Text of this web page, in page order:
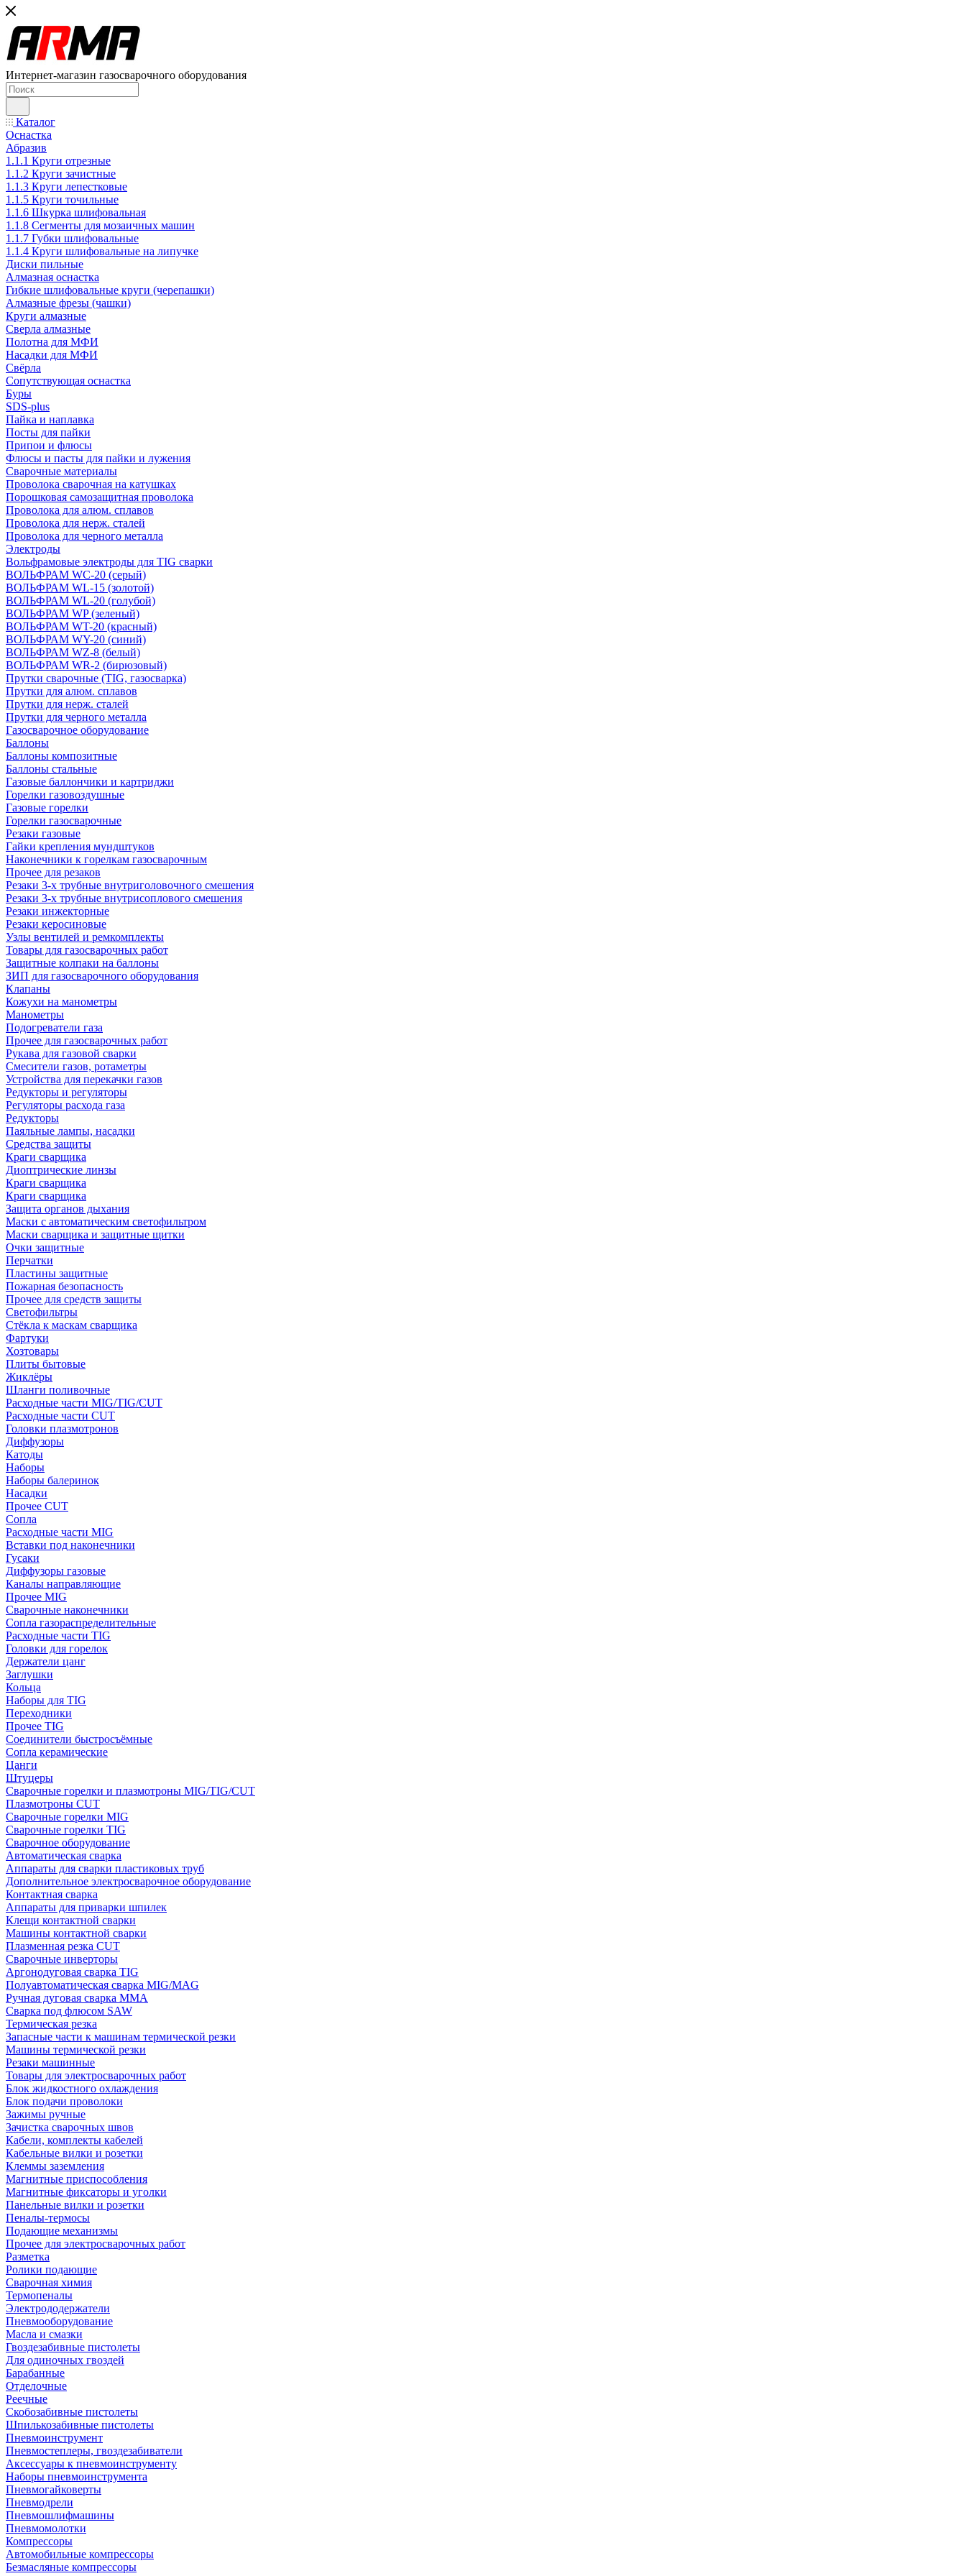
Интернет-магазин газосварочного оборудования
Каталог
Оснастка
Абразив
1.1.1 Круги отрезные
1.1.2 Круги зачистные
1.1.3 Круги лепестковые
1.1.5 Круги точильные
1.1.6 Шкурка шлифовальная
1.1.8 Сегменты для мозаичных машин
1.1.7 Губки шлифовальные
1.1.4 Круги шлифовальные на липучке
Диски пильные
Алмазная оснастка
Гибкие шлифовальные круги (черепашки)
Алмазные фрезы (чашки)
Круги алмазные
Сверла алмазные
Полотна для МФИ
Насадки для МФИ
Свёрла
Сопутствующая оснастка
Буры
SDS-plus
Пайка и наплавка
Посты для пайки
Припои и флюсы
Флюсы и пасты для пайки и лужения
Сварочные материалы
Проволока сварочная на катушках
Порошковая самозащитная проволока
Проволока для алюм. сплавов
Проволока для нерж. сталей
Проволока для черного металла
Электроды
Вольфрамовые электроды для TIG сварки
ВОЛЬФРАМ WC-20 (серый)
ВОЛЬФРАМ WL-15 (золотой)
ВОЛЬФРАМ WL-20 (голубой)
ВОЛЬФРАМ WP (зеленый)
ВОЛЬФРАМ WT-20 (красный)
ВОЛЬФРАМ WY-20 (синий)
ВОЛЬФРАМ WZ-8 (белый)
ВОЛЬФРАМ WR-2 (бирюзовый)
Прутки сварочные (TIG, газосварка)
Прутки для алюм. сплавов
Прутки для нерж. сталей
Прутки для черного металла
Газосварочное оборудование
Баллоны
Баллоны композитные
Баллоны стальные
Газовые баллончики и картриджи
Горелки газовоздушные
Газовые горелки
Горелки газосварочные
Резаки газовые
Гайки крепления мундштуков
Наконечники к горелкам газосварочным
Прочее для резаков
Резаки 3-х трубные внутриголовочного смешения
Резаки 3-х трубные внутрисоплового смешения
Резаки инжекторные
Резаки керосиновые
Узлы вентилей и ремкомплекты
Товары для газосварочных работ
Защитные колпаки на баллоны
ЗИП для газосварочного оборудования
Клапаны
Кожухи на манометры
Манометры
Подогреватели газа
Прочее для газосварочных работ
Рукава для газовой сварки
Смесители газов, ротаметры
Устройства для перекачки газов
Редукторы и регуляторы
Регуляторы расхода газа
Редукторы
Паяльные лампы, насадки
Средства защиты
Краги сварщика
Диоптрические линзы
Краги сварщика
Краги сварщика
Защита органов дыхания
Маски с автоматическим светофильтром
Маски сварщика и защитные щитки
Очки защитные
Перчатки
Пластины защитные
Пожарная безопасность
Прочее для средств защиты
Светофильтры
Стёкла к маскам сварщика
Фартуки
Хозтовары
Плиты бытовые
Жиклёры
Шланги поливочные
Расходные части MIG/TIG/CUT
Расходные части CUT
Головки плазмотронов
Диффузоры
Катоды
Наборы
Наборы балеринок
Насадки
Прочее CUT
Сопла
Расходные части MIG
Вставки под наконечники
Гусаки
Диффузоры газовые
Каналы направляющие
Прочее MIG
Сварочные наконечники
Сопла газораспределительные
Расходные части TIG
Головки для горелок
Держатели цанг
Заглушки
Кольца
Наборы для TIG
Переходники
Прочее TIG
Соединители быстросъёмные
Сопла керамические
Цанги
Штуцеры
Сварочные горелки и плазмотроны MIG/TIG/CUT
Плазмотроны CUT
Сварочные горелки MIG
Сварочные горелки TIG
Сварочное оборудование
Автоматическая сварка
Аппараты для сварки пластиковых труб
Дополнительное электросварочное оборудование
Контактная сварка
Аппараты для приварки шпилек
Клещи контактной сварки
Машины контактной сварки
Плазменная резка CUT
Сварочные инверторы
Аргонодуговая сварка TIG
Полуавтоматическая сварка MIG/MAG
Ручная дуговая сварка MMA
Сварка под флюсом SAW
Термическая резка
Запасные части к машинам термической резки
Машины термической резки
Резаки машинные
Товары для электросварочных работ
Блок жидкостного охлаждения
Блок подачи проволоки
Зажимы ручные
Зачистка сварочных швов
Кабели, комплекты кабелей
Кабельные вилки и розетки
Клеммы заземления
Магнитные приспособления
Магнитные фиксаторы и уголки
Панельные вилки и розетки
Пеналы-термосы
Подающие механизмы
Прочее для электросварочных работ
Разметка
Ролики подающие
Сварочная химия
Термопеналы
Электрододержатели
Пневмооборудование
Масла и смазки
Гвоздезабивные пистолеты
Для одиночных гвоздей
Барабанные
Отделочные
Реечные
Скобозабивные пистолеты
Шпилькозабивные пистолеты
Пневмоинструмент
Пневмостеплеры, гвоздезабиватели
Аксессуары к пневмоинструменту
Наборы пневмоинструмента
Пневмогайковерты
Пневмодрели
Пневмошлифмашины
Пневмомолотки
Компрессоры
Автомобильные компрессоры
Безмасляные компрессоры